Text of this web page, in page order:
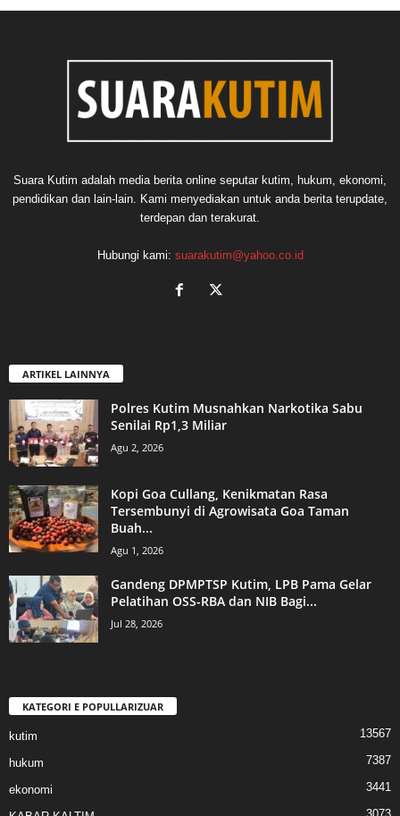
Suara Kutim adalah media berita online seputar kutim, hukum, ekonomi,
pendidikan dan lain-lain. Kami menyediakan untuk anda berita terupdate,
terdepan dan terakurat.
Hubungi kami: suarakutim@yahoo.co.id
ARTIKEL LAINNYA
Polres Kutim Musnahkan Narkotika Sabu
Senilai Rp1,3 Miliar
Agu 2, 2026
Kopi Goa Cullang, Kenikmatan Rasa
Tersembunyi di Agrowisata Goa Taman
Buah...
Agu 1, 2026
Gandeng DPMPTSP Kutim, LPB Pama Gelar
Pelatihan OSS-RBA dan NIB Bagi...
Jul 28, 2026
KATEGORI E POPULLARIZUAR
kutim 13567
hukum 7387
ekonomi 3441